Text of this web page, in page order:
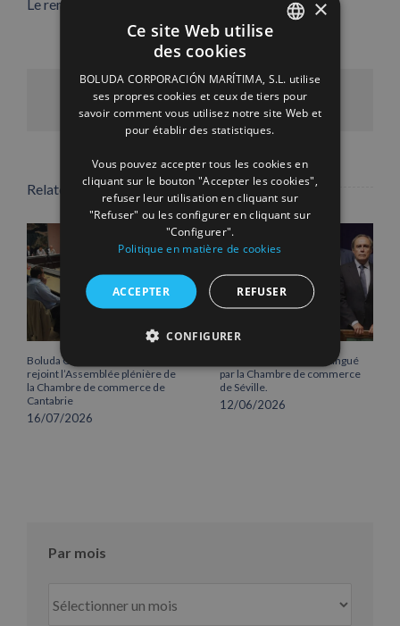
Le remorqueur « VB Jarocho ».
Facebook
X LinkedInWhatsAppPinterest
Email
Related Posts
Boluda Corporación Marítima
rejoint l’Assemblée plénière de
la Chambre de commerce de
Cantabrie
16/07/2026
Vicente Boluda Fos distingué
par la Chambre de commerce
de Séville.
12/06/2026
Par mois
mois
ENGLISH
FRENCH
×
Ce site Web utilise
des cookies
BOLUDA CORPORACIÓN MARÍTIMA, S.L. utilise
ses propres cookies et ceux de tiers pour
savoir comment vous utilisez notre site Web et
pour établir des statistiques.
Vous pouvez accepter tous les cookies en
cliquant sur le bouton "Accepter les cookies",
refuser leur utilisation en cliquant sur
"Refuser" ou les configurer en cliquant sur
"Configurer".
Politique en matière de cookies
ACCEPTER REFUSER
CONFIGURER